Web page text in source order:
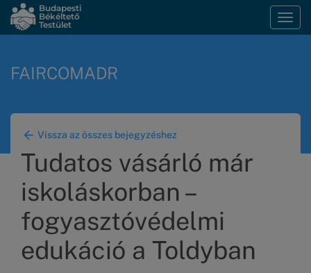
Ugrás
tartalomra
Budapesti
Békéltető
Testület
FAIRCOMADR
Vissza az összes bejegyzéshez
Tudatos vásárló már
iskoláskorban –
fogyasztóvédelmi
edukáció a Toldyban